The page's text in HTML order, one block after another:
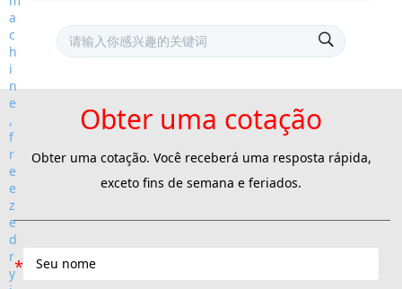
Obter uma cotação
Obter uma cotação. Você receberá uma resposta rápida,
exceto fins de semana e feriados.